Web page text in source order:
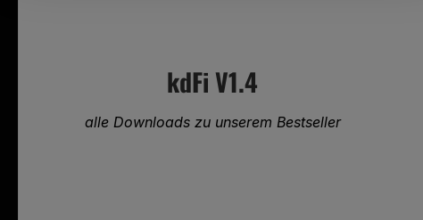
kdFi V1.4
alle Downloads zu unserem Bestseller